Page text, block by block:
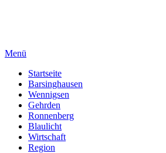
Menü
Startseite
Barsinghausen
Wennigsen
Gehrden
Ronnenberg
Blaulicht
Wirtschaft
Region